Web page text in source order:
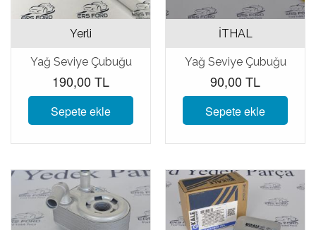
Yerli
Yağ Seviye Çubuğu
190,00 TL
Sepete ekle
İTHAL
Yağ Seviye Çubuğu
90,00 TL
Sepete ekle